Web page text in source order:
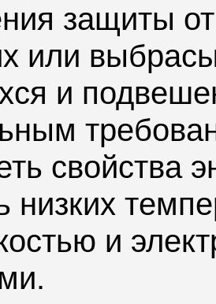
защиты
или
и
свойства
низких
и